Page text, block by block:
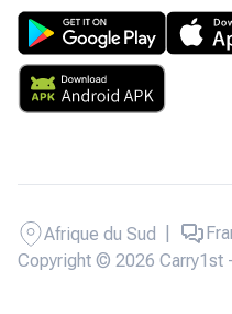
Copyright © 2026 Carry1st
Afrique du Sud